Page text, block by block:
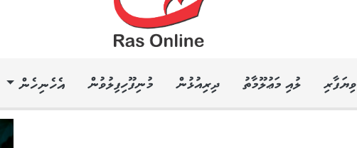
ވިޔަފާރި ލުއި މަޢުލޫމާތު ދިރިއުޅުން މުނިފޫހިފިލުވުން އެހެނިހެން